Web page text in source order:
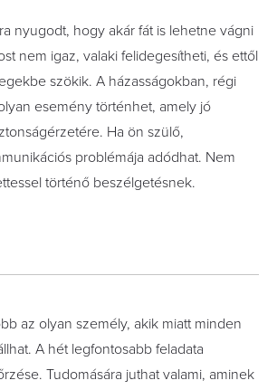
nyugodt, hogy akár fát is lehetne vágni
nem igaz, valaki felidegesítheti, és ettől
szökik. A házasságokban, régi
esemény történhet, amely jó
Ha ön szülő,
problémája adódhat. Nem
történő beszélgetésnek.
az olyan személy, akik miatt minden
A hét legfontosabb feladata
Tudomására juthat valami, aminek